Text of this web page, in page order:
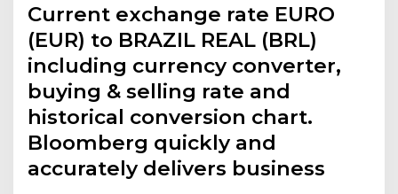
Current exchange rate EURO
(EUR) to BRAZIL REAL (BRL)
including currency converter,
buying & selling rate and
historical conversion chart.
Bloomberg quickly and
accurately delivers business